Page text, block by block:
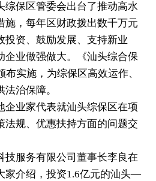
保区管委会出台了推动高水
施，每年区财政拨出数千万元
投资、鼓励发展、支持新业
企业做强做大。《汕头综合保
实施，为综保区高效运作、
治保障。
业家代表就汕头综保区在项
法规、优惠扶持方面的问题交
服务有限公司董事长李良在
家介绍，投资1.6亿元的汕头—